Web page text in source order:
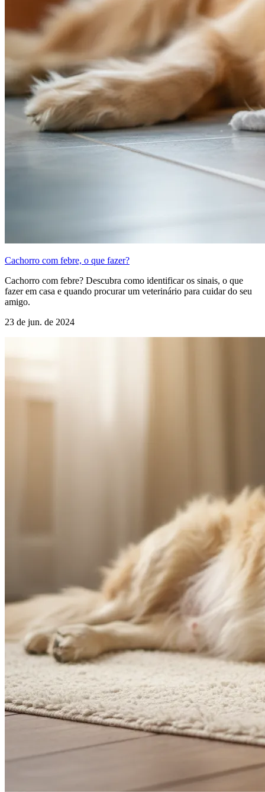
Cachorro com febre, o que fazer?
Cachorro com febre? Descubra como identificar os sinais, o que
fazer em casa e quando procurar um veterinário para cuidar do seu
amigo.
23 de jun. de 2024